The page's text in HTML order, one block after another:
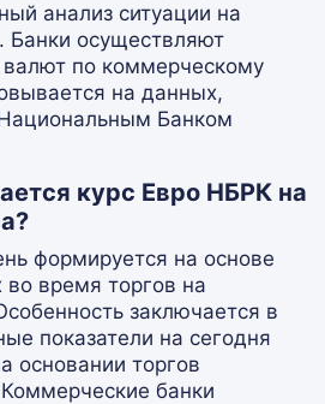
анализ ситуации на
Банки осуществляют
по коммерческому
на данных,
Банком
курс Евро НБРК на
формируется на основе
время торгов на
заключается в
показатели на сегодня
основании торгов
банки